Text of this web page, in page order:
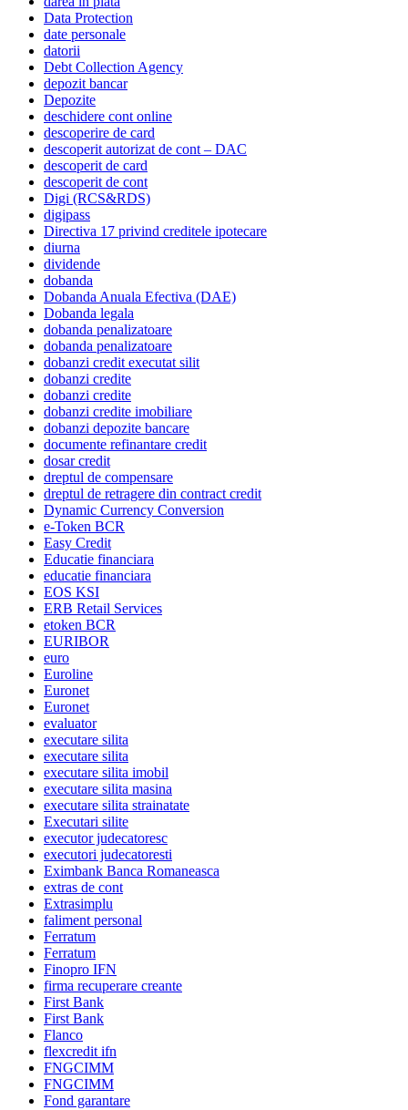
Data Protection
date personale
datorii
Debt Collection Agency
depozit bancar
Depozite
deschidere cont online
descoperire de card
descoperit autorizat de cont – DAC
descoperit de card
descoperit de cont
Digi (RCS&RDS)
digipass
Directiva 17 privind creditele ipotecare
diurna
dividende
dobanda
Dobanda Anuala Efectiva (DAE)
Dobanda legala
dobanda penalizatoare
dobanda penalizatoare
dobanzi credit executat silit
dobanzi credite
dobanzi credite
dobanzi credite imobiliare
dobanzi depozite bancare
documente refinantare credit
dosar credit
dreptul de compensare
dreptul de retragere din contract credit
Dynamic Currency Conversion
e-Token BCR
Easy Credit
Educatie financiara
educatie financiara
EOS KSI
ERB Retail Services
etoken BCR
EURIBOR
euro
Euroline
Euronet
Euronet
evaluator
executare silita
executare silita
executare silita imobil
executare silita masina
executare silita strainatate
Executari silite
executor judecatoresc
executori judecatoresti
Eximbank Banca Romaneasca
extras de cont
Extrasimplu
faliment personal
Ferratum
Ferratum
Finopro IFN
firma recuperare creante
First Bank
First Bank
Flanco
flexcredit ifn
FNGCIMM
FNGCIMM
Fond garantare